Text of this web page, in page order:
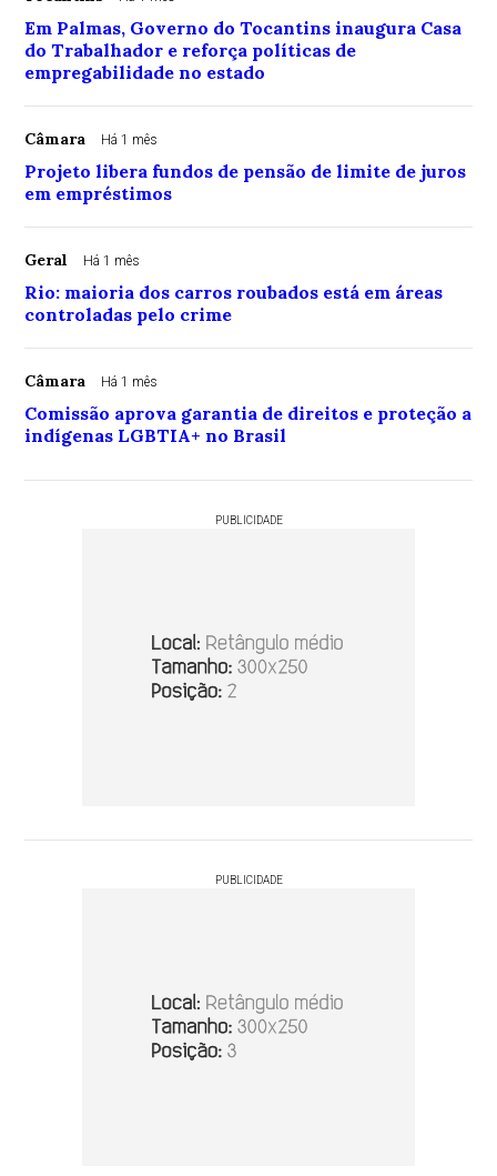
Em Palmas, Governo do Tocantins inaugura Casa
do Trabalhador e reforça políticas de
empregabilidade no estado
Câmara Há 1 mês
Projeto libera fundos de pensão de limite de juros
em empréstimos
Geral Há 1 mês
Rio: maioria dos carros roubados está em áreas
controladas pelo crime
Câmara Há 1 mês
Comissão aprova garantia de direitos e proteção a
indígenas LGBTIA+ no Brasil
PUBLICIDADE
PUBLICIDADE